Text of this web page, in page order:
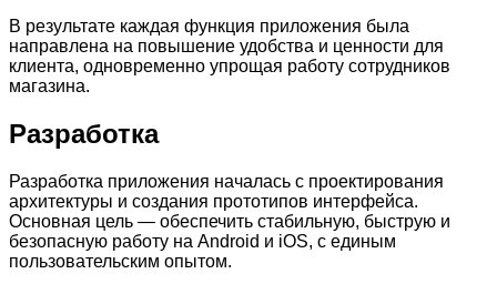
В результате каждая функция приложения была
направлена на повышение удобства и ценности для
клиента, одновременно упрощая работу сотрудников
магазина.
Разработка
Разработка приложения началась с проектирования
архитектуры и создания прототипов интерфейса.
Основная цель — обеспечить стабильную, быструю и
безопасную работу на Android и iOS, с единым
пользовательским опытом.